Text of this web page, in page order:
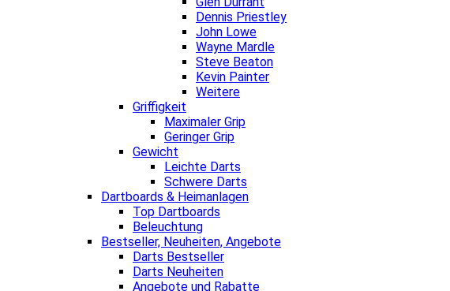
Dennis Priestley
John Lowe
Wayne Mardle
Steve Beaton
Kevin Painter
Weitere
Griffigkeit
Maximaler Grip
Geringer Grip
Gewicht
Leichte Darts
Schwere Darts
Dartboards & Heimanlagen
Top Dartboards
Beleuchtung
Bestseller, Neuheiten, Angebote
Darts Bestseller
Darts Neuheiten
Angebote und Rabatte